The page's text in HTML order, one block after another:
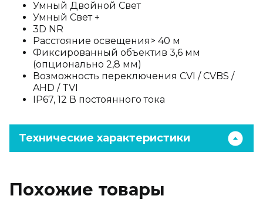
Умный Двойной Свет
Умный Свет +
3D NR
Расстояние освещения> 40 м
Фиксированный объектив 3,6 мм
(опционально 2,8 мм)
Возможность переключения CVI / CVBS /
AHD / TVI
IP67, 12 В постоянного тока
Технические характеристики
Похожие товары